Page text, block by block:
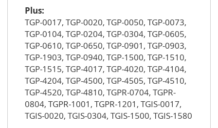
Plus:
TGP-0017, TGP-0020, TGP-0050, TGP-0073,
TGP-0104, TGP-0204, TGP-0304, TGP-0605,
TGP-0610, TGP-0650, TGP-0901, TGP-0903,
TGP-1903, TGP-0940, TGP-1500, TGP-1510,
TGP-1515, TGP-4017, TGP-4020, TGP-4104,
TGP-4204, TGP-4500, TGP-4505, TGP-4510,
TGP-4520, TGP-4810, TGPR-0704, TGPR-
0804, TGPR-1001, TGPR-1201, TGIS-0017,
TGIS-0020, TGIS-0304, TGIS-1500, TGIS-1580